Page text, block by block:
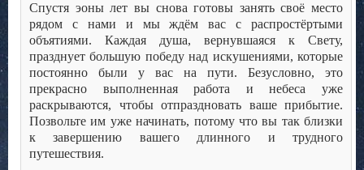
Спустя эоны лет вы снова готовы занять своё место
рядом с нами и мы ждём вас с распростёртыми
объятиями. Каждая душа, вернувшаяся к Свету,
празднует большую победу над искушениями, которые
постоянно были у вас на пути. Безусловно, это
прекрасно выполненная работа и небеса уже
раскрываются, чтобы отпраздновать ваше прибытие.
Позвольте им уже начинать, потому что вы так близки
к завершению вашего длинного и трудного
путешествия.